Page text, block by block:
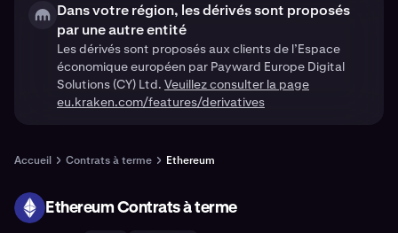
Dans votre région, les dérivés sont proposés
par une autre entité
Les dérivés sont proposés aux clients de l’Espace
économique européen par Payward Europe Digital
Solutions (CY) Ltd. Veuillez consulter la page
eu.kraken.com/features/derivatives
Accueil Contrats à terme Ethereum
ETH Ethereum Contrats à terme